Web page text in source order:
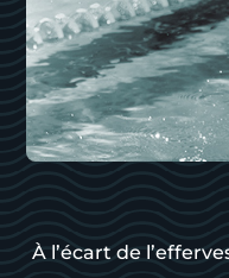
À l’écart de